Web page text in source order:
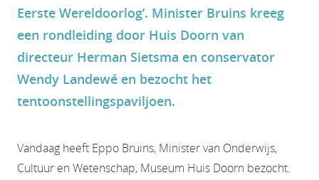
Eerste Wereldoorlog’. Minister Bruins kreeg
een rondleiding door Huis Doorn van
directeur Herman Sietsma en conservator
Wendy Landewé en bezocht het
tentoonstellingspaviljoen.
Vandaag heeft Eppo Bruins, Minister van Onderwijs,
Cultuur en Wetenschap, Museum Huis Doorn bezocht.